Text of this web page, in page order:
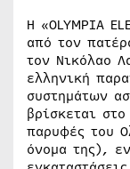
Η «OLYMPIA
από τον
τον Νικόλαο
ελληνική
συστημάτων
βρίσκεται
παρυφές του
όνομα της),